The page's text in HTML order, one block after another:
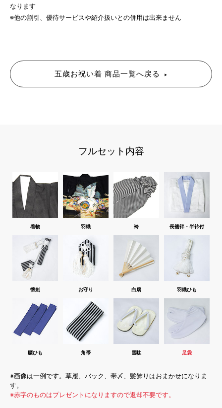
なります
※他の割引、優待サービスや紹介扱いとの併用は出来ません
五歳お祝い着 商品一覧へ戻る
フルセット内容
着物 羽織 袴 長襦袢・半衿付
懐劍 お守り 白扇 羽織ひも
腰ひも 角帯 雪駄 足袋
※画像は一例です。草履、バック、帯〆、髪飾りはおまかせになりま
す。
※赤字のものはプレゼントになりますので返却不要です。